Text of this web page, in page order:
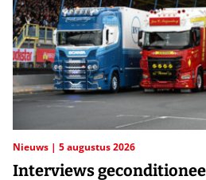
Nieuws 5 augustus 2026
Interviews